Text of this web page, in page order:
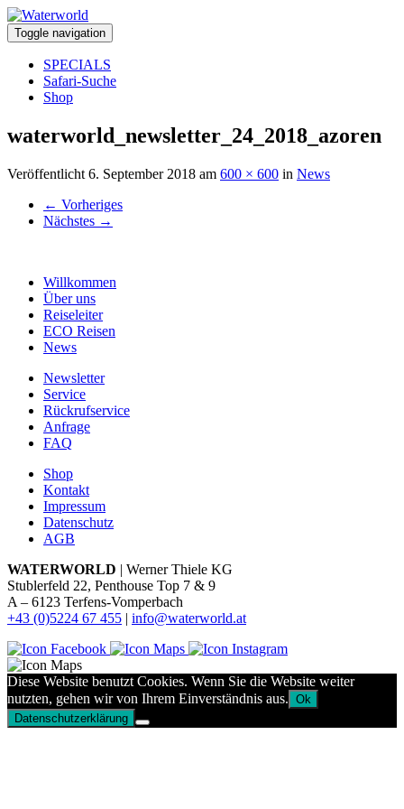
Toggle navigation
SPECIALS
Safari-Suche
Shop
waterworld_newsletter_24_2018_azoren
Veröffentlicht 6. September 2018 am 600 × 600 in News
← Vorheriges
Nächstes →
Willkommen
Über uns
Reiseleiter
ECO Reisen
News
Newsletter
Service
Rückrufservice
Anfrage
FAQ
Shop
Kontakt
Impressum
Datenschutz
AGB
WATERWORLD | Werner Thiele KG
Stublerfeld 22, Penthouse Top 7 & 9
A – 6123 Terfens-Vomperbach
+43 (0)5224 67 455 | info@waterworld.at
Diese Website benutzt Cookies. Wenn Sie die Website weiter
nutzten, gehen wir von Ihrem Einverständnis aus. Ok
Datenschutzerklärung